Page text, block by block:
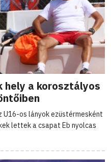
hely a korosztályos
U16-os lányok ezüstérmesként
lettek a csapat Eb nyolcas